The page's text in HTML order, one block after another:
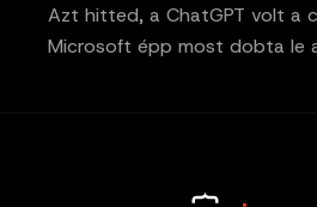
Azt hitted, a ChatGPT volt a
Microsoft épp most dobta le